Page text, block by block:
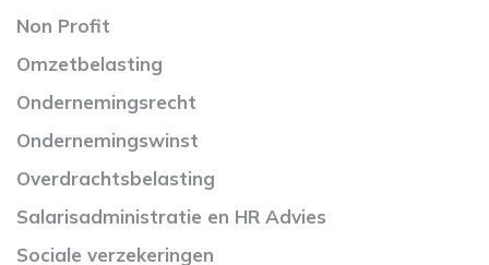
Non Profit
Omzetbelasting
Ondernemingsrecht
Ondernemingswinst
Overdrachtsbelasting
Salarisadministratie en HR Advies
Sociale verzekeringen